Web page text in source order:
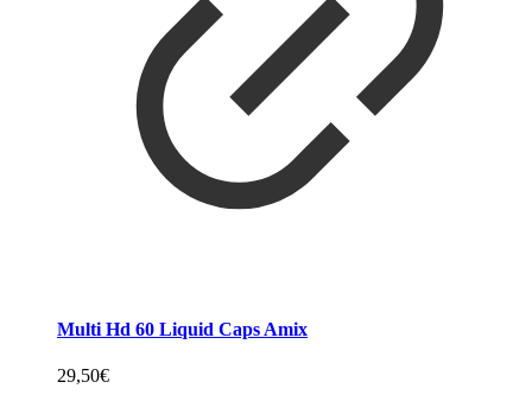
Multi Hd 60 Liquid Caps Amix
29,50€